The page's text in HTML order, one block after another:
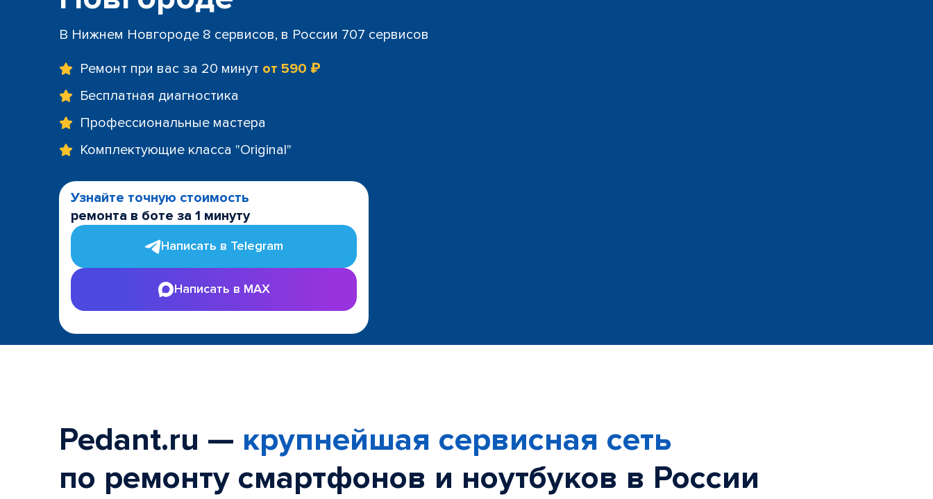
В Нижнем Новгороде 8 сервисов, в России 707 сервисов
Ремонт при вас за 20 минут от 590 ₽
Бесплатная диагностика
Профессиональные мастера
Комплектующие класса "Original"
Узнайте точную стоимость
ремонта в боте за 1 минуту
Написать в Telegram
Написать в MAX
Pedant.ru — крупнейшая сервисная сеть
по ремонту смартфонов и ноутбуков в России